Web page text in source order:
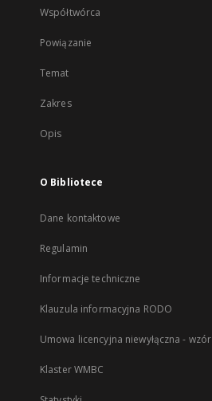
Współtwórca
Powiązanie
Temat
Zakres
Opis
O Bibliotece
Dane kontaktowe
Regulamin
Informacje techniczne
Klauzula informacyjna RODO
Umowa licencyjna niewyłączna - wzór
Klaster WMBC